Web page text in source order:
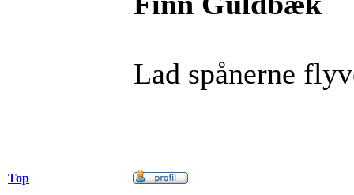
Lad spånerne
Top